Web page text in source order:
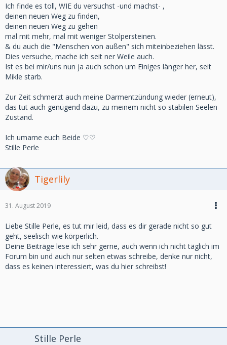
Ich finde es toll, WIE du versuchst -und machst- ,
deinen neuen Weg zu finden,
deinen neuen Weg zu gehen
mal mit mehr, mal mit weniger Stolpersteinen.
& du auch die "Menschen von außen" sich miteinbeziehen lässt.
Dies versuche, mache ich seit ner Weile auch.
Ist es bei mir/uns nun ja auch schon um Einiges länger her, seit
Mikle starb.
Zur Zeit schmerzt auch meine Darmentzündung wieder (erneut),
das tut auch genügend dazu, zu meinem nicht so stabilen Seelen-
Zustand.
Ich umarne euch Beide ♡♡
Stille Perle
Tigerlily
31. August 2019
Liebe Stille Perle, es tut mir leid, dass es dir gerade nicht so gut
geht, seelisch wie körperlich.
Deine Beiträge lese ich sehr gerne, auch wenn ich nicht täglich im
Forum bin und auch nur selten etwas schreibe, denke nur nicht,
dass es keinen interessiert, was du hier schreibst!
Stille Perle